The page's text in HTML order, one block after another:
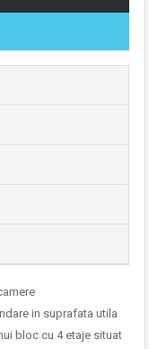
in suprafata utila
bloc cu 4 etaje situat